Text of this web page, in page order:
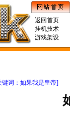
返回首页
挂机技术
游戏架设
词：如果我是皇帝]